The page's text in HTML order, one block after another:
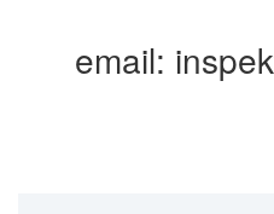
email: